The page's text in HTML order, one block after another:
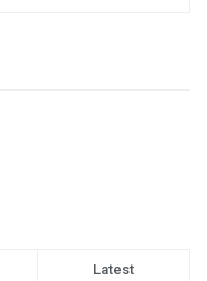
Latest